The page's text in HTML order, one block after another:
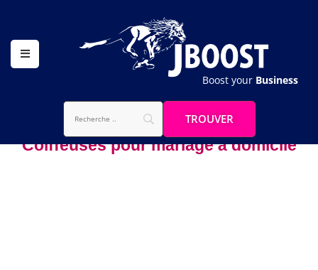
Boost yourBusiness
Coiffeuses pour mariage à domicile